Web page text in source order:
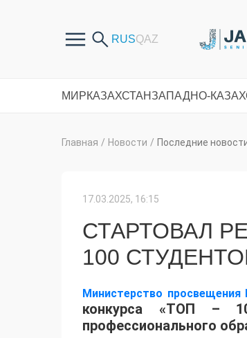
МИРКАЗАХСТАНЗАПАДНО-
Главная / Новости / Последние
17.03.2025, 16:15
СТАРТОВАЛ
100
Министерство просвещения
конкурса «ТОП –
профессионального